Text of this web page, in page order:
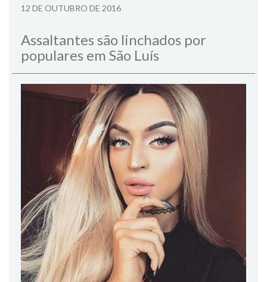
12 DE OUTUBRO DE 2016
Assaltantes são linchados por
populares em São Luís